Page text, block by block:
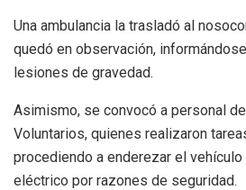
Una ambulancia la trasladó al
quedó en observación,
lesiones de gravedad.
Asimismo, se convocó a personal
Voluntarios, quienes realizaron
procediendo a enderezar el
eléctrico por razones de seguridad.